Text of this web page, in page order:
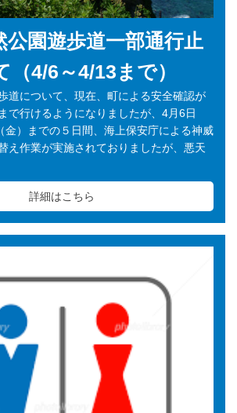
公園遊歩道一部通行止
（4/6～4/13まで）
道について、現在、町による安全確認が
で行けるようになりましたが、4月6日
金）までの５日間、海上保安庁による神威
え作業が実施されておりましたが、悪天
詳細はこちら